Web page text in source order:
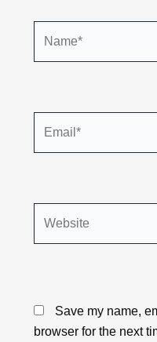
Save my name,
browser for the next